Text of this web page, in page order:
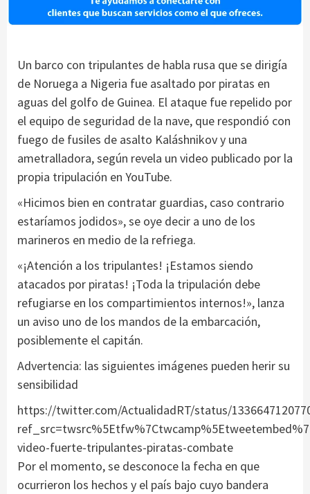
Un barco con tripulantes de habla rusa que se dirigía
de Noruega a Nigeria fue asaltado por piratas en
aguas del golfo de Guinea. El ataque fue repelido por
el equipo de seguridad de la nave, que respondió con
fuego de fusiles de asalto Kaláshnikov y una
ametralladora, según revela un video publicado por la
propia tripulación en YouTube.
«Hicimos bien en contratar guardias, caso contrario
estaríamos jodidos», se oye decir a uno de los
marineros en medio de la refriega.
«¡Atención a los tripulantes! ¡Estamos siendo
atacados por piratas! ¡Toda la tripulación debe
refugiarse en los compartimientos internos!», lanza
un aviso uno de los mandos de la embarcación,
posiblemente el capitán.
Advertencia: las siguientes imágenes pueden herir su
sensibilidad
https://twitter.com/ActualidadRT/status/
video-fuerte-tripulantes-piratas-combate
Por el momento, se desconoce la fecha en que
ocurrieron los hechos y el país bajo cuyo bandera